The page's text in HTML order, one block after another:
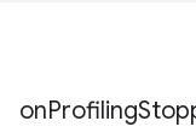
onProfiling